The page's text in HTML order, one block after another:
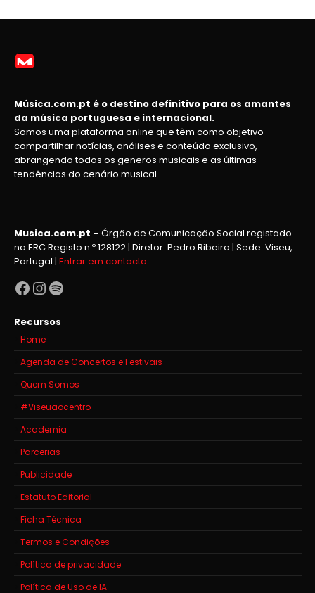
Música.com.pt é o destino definitivo para os amantes
da música portuguesa e internacional.
Somos uma plataforma online que têm como objetivo
compartilhar notícias, análises e conteúdo exclusivo,
abrangendo todos os generos musicais e as últimas
tendências do cenário musical.
Musica.com.pt – Órgão de Comunicação Social registado
na ERC Registo n.º 128122 | Diretor: Pedro Ribeiro | Sede: Viseu,
Portugal | Entrar em contacto
Facebook
Instagram
Spotify
Recursos
Home
Agenda de Concertos e Festivais
Quem Somos
#Viseuaocentro
Academia
Parcerias
Publicidade
Estatuto Editorial
Ficha Técnica
Termos e Condições
Política de privacidade
Política de Uso de IA